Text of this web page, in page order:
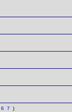
6 7 )